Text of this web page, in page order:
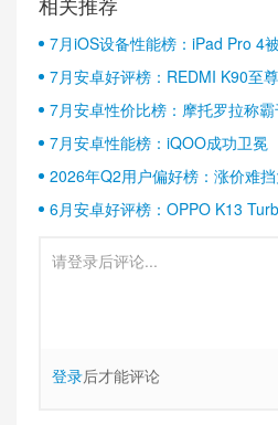
7月iOS设备性能榜：iPad Pro 4
7月安卓好评榜：REDMI K90至
半壁江山
7月安卓性价比榜：摩托罗拉称
7月安卓性能榜：iQOO成功卫冕
2026年Q2用户偏好榜：涨价难
6月安卓好评榜：OPPO K13
登录后才能评论